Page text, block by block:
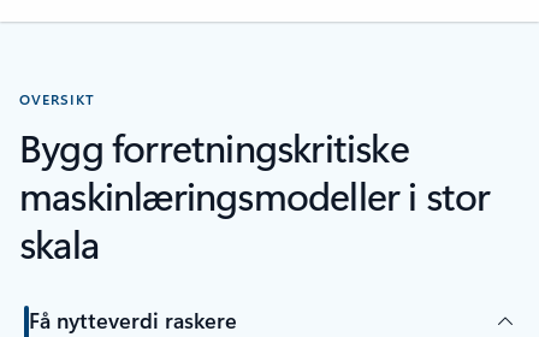
OVERSIKT
Bygg forretningskritiske
maskinlæringsmodeller i stor
skala
Få nytteverdi raskere